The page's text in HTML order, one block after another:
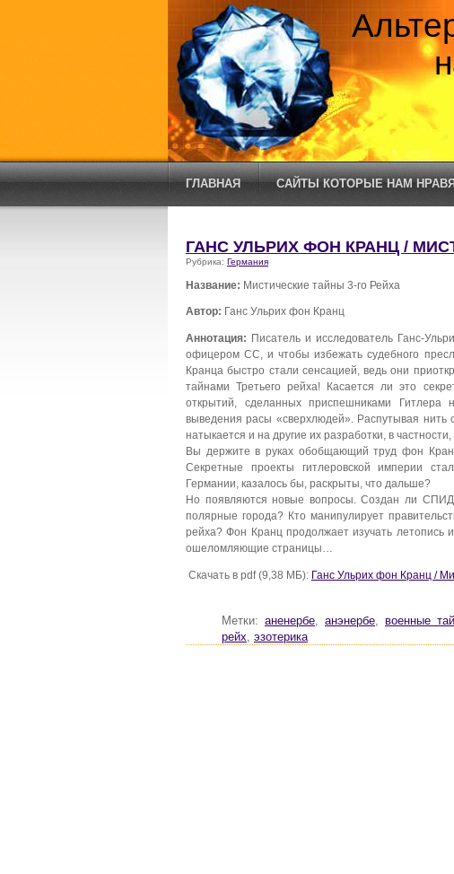
ГЛАВНАЯ САЙТЫ КОТОРЫЕ НАМ
ГАНС УЛЬРИХ ФОН КРАНЦ /
Рубрика: Германия
Название: Мистические тайны 3-го Рейха
Автор: Ганс Ульрих фон Кранц
Аннотация: Писатель и исследователь Ганс-
офицером СС, и чтобы избежать судебного
Кранца быстро стали сенсацией, ведь они
тайнами Третьего рейха! Касается ли это
открытий, сделанных приспешниками Гитлера
выведения расы «сверхлюдей». Распутывая
натыкается и на другие их разработки, в
Вы держите в руках обобщающий труд фон
Секретные проекты гитлеровской империи
Германии, казалось бы, раскрыты, что дальше?
Но появляются новые вопросы. Создан ли
полярные города? Кто манипулирует
рейха? Фон Кранц продолжает изучать летопись
ошеломляющие страницы…
Скачать в pdf (9,38 МБ): Ганс Ульрих фон Кранц /
Метки: аненербе анэнербе военные
рейх
эзотерика